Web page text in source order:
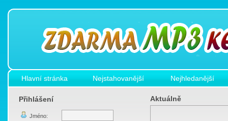
Hlavní stránka Nejstahovanější Nejhledanější
Přihlášení
Jméno:
Aktuálně